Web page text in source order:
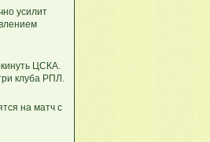
усилит
ЦСКА.
клуба РПЛ.
на матч с